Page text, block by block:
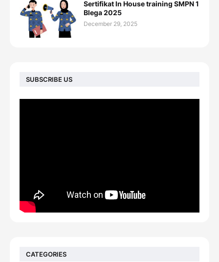
Sertifikat In House training SMPN 1
Blega 2025
December 29, 2025
SUBSCRIBE US
CATEGORIES